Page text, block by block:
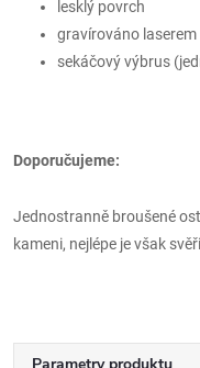
lesklý povrch
gravírováno laserem
sekáčový výbrus
Doporučujeme:
Jednostranně broušené
kameni, nejlépe je však